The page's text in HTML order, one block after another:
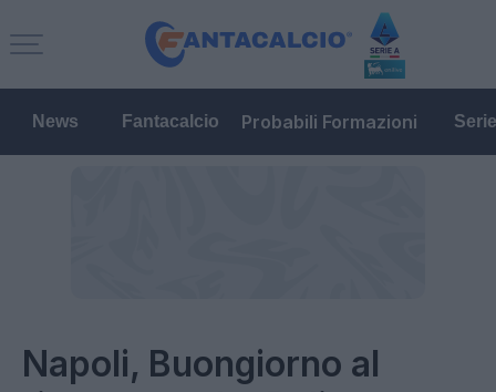
News Fantacalcio Probabili Formazioni
Napoli, Buongiorno al